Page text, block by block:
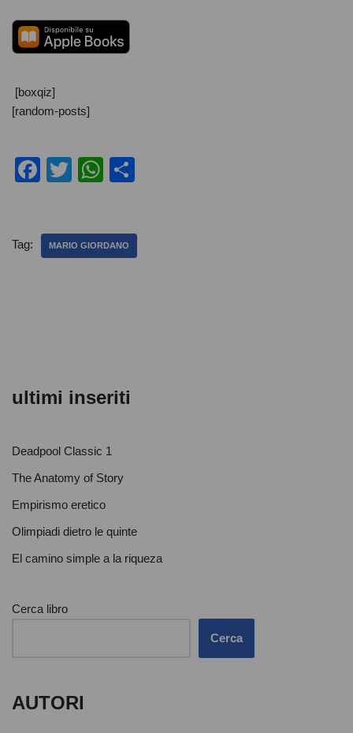
[boxqiz]
[random-posts]
F
e
T
er
W
s
di
Tag: MARIO GIORDANO
ultimi inseriti
Deadpool Classic 1
The Anatomy of Story
Empirismo eretico
Olimpiadi dietro le quinte
El camino simple a la riqueza
Cerca libro
Cerca
AUTORI